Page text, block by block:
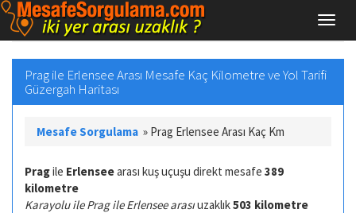
Prag ile Erlensee Arası Mesafe Kaç Kilometre ve Yol Tarifi
Güzergah Haritası
Mesafe Sorgulama » Prag Erlensee Arası Kaç Km
Pragile Erlenseearası kuş uçuşu direkt mesafe 389
kilometre
Karayolu ile Prag ile Erlensee arasıuzaklık503 kilometre